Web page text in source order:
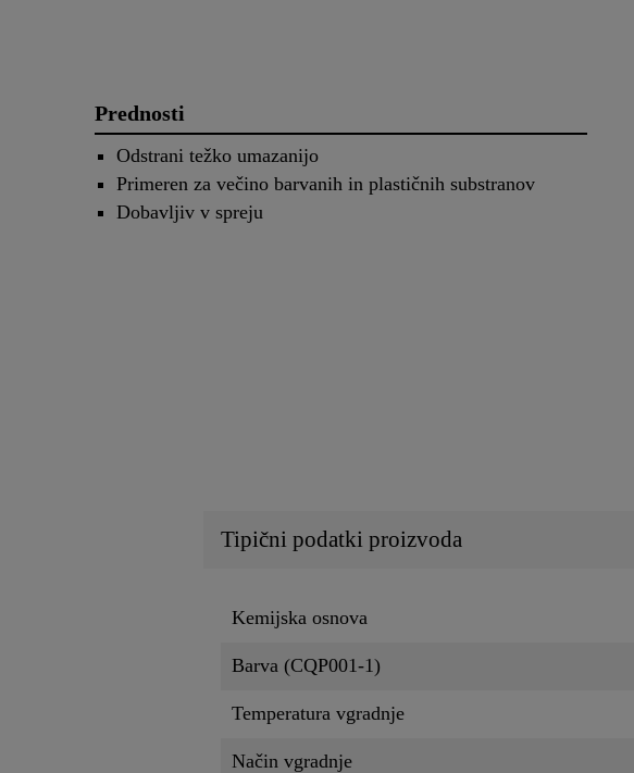
Prednosti
Odstrani težko umazanijo
Primeren za večino barvanih in plastičnih substranov
Dobavljiv v spreju
Tipični podatki proizvoda
Kemijska osnova
Barva (CQP001-1)
Temperatura vgradnje
Način vgradnje